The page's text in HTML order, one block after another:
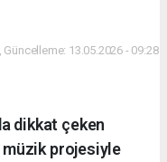
13.05.2026 - 09:28
dikkat çeken
projesiyle